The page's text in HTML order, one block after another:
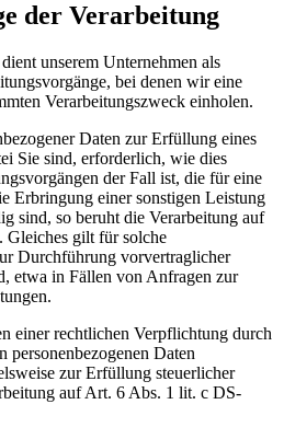
der Verarbeitung
unserem Unternehmen als
bei denen wir eine
Verarbeitungszweck einholen.
Daten zur Erfüllung eines
Sie sind, erforderlich, wie dies
der Fall ist, die für eine
Erbringung einer sonstigen Leistung
sind, so beruht die Verarbeitung auf
gilt für solche
Durchführung vorvertraglicher
etwa in Fällen von Anfragen zur
einer rechtlichen Verpflichtung durch
personenbezogenen Daten
zur Erfüllung steuerlicher
auf Art. 6 Abs. 1 lit. c DS-